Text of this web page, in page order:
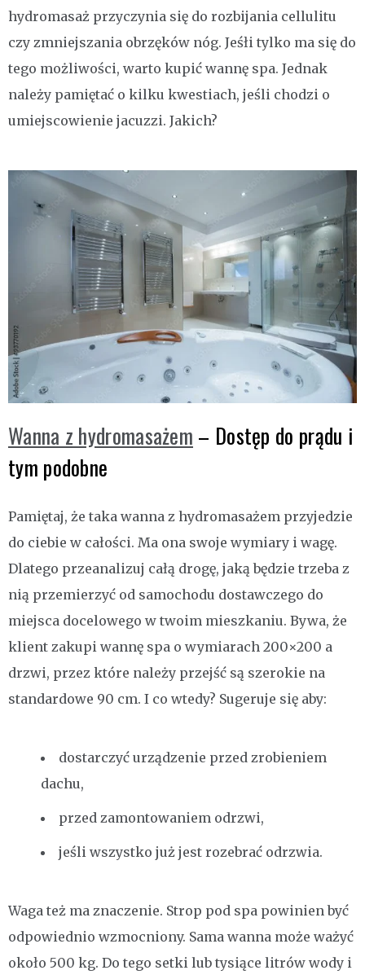
hydromasaż przyczynia się do rozbijania cellulitu
czy zmniejszania obrzęków nóg. Jeśłi tylko ma się do
tego możliwości, warto kupić wannę spa. Jednak
należy pamiętać o kilku kwestiach, jeśli chodzi o
umiejscowienie jacuzzi. Jakich?
Wanna z hydromasażem – Dostęp do prądu i
tym podobne
Pamiętaj, że taka wanna z hydromasażem przyjedzie
do ciebie w całości. Ma ona swoje wymiary i wagę.
Dlatego przeanalizuj całą drogę, jaką będzie trzeba z
nią przemierzyć od samochodu dostawczego do
miejsca docelowego w twoim mieszkaniu. Bywa, że
klient zakupi wannę spa o wymiarach 200×200 a
drzwi, przez które należy przejść są szerokie na
standardowe 90 cm. I co wtedy? Sugeruje się aby:
dostarczyć urządzenie przed zrobieniem
dachu,
przed zamontowaniem odrzwi,
jeśli wszystko już jest rozebrać odrzwia.
Waga też ma znaczenie. Strop pod spa powinien być
odpowiednio wzmocniony. Sama wanna może ważyć
około 500 kg. Do tego setki lub tysiące litrów wody i